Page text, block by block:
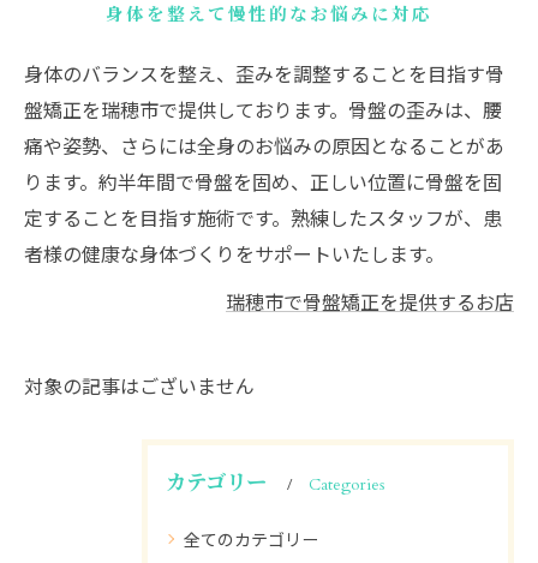
身体を整えて慢性的なお悩みに対応
身体のバランスを整え、歪みを調整することを目指す骨
盤矯正を瑞穂市で提供しております。骨盤の歪みは、腰
痛や姿勢、さらには全身のお悩みの原因となることがあ
ります。約半年間で骨盤を固め、正しい位置に骨盤を固
定することを目指す施術です。熟練したスタッフが、患
者様の健康な身体づくりをサポートいたします。
瑞穂市で骨盤矯正を提供するお店
対象の記事はございません
カテゴリー Categories
全てのカテゴリー